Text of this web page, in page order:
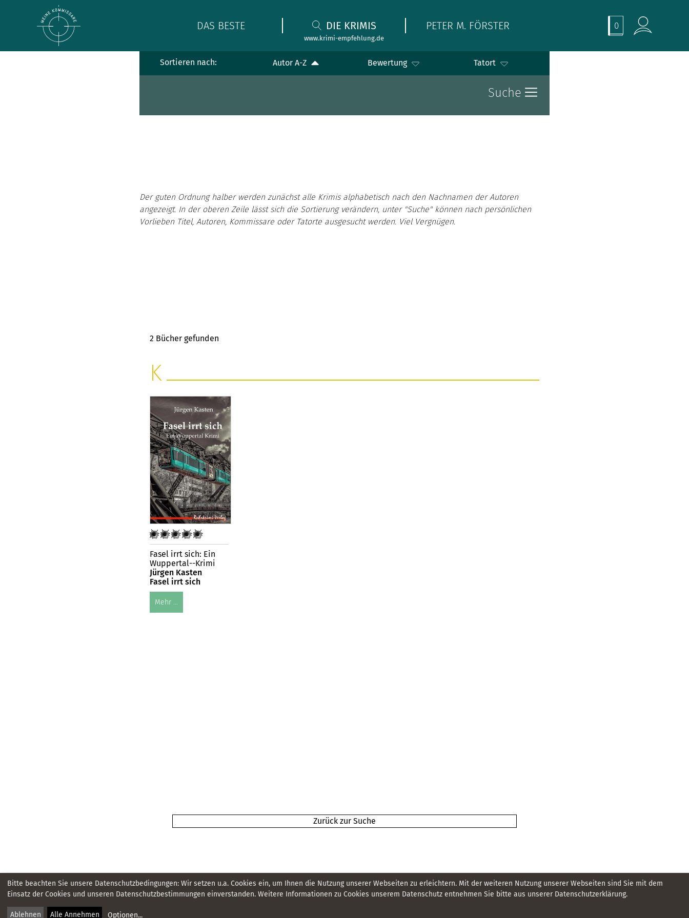
DAS BESTE DIE KRIMIS
www.krimi-empfehlung.de
PETER M. FÖRSTER 0
Sortieren nach: Autor A-Z Bewertung Tatort
Suche
Der guten Ordnung halber werden zunächst alle Krimis alphabetisch nach den Nachnamen der Autoren
angezeigt. In der oberen Zeile lässt sich die Sortierung verändern, unter "Suche" können nach persönlichen
Vorlieben Titel, Autoren, Kommissare oder Tatorte ausgesucht werden. Viel Vergnügen.
2 Bücher gefunden
K
Fasel irrt sich: Ein
Wuppertal--Krimi
Jürgen Kasten
Fasel irrt sich
Mehr ...
Zurück zur Suche
Bitte beachten Sie unsere Datenschutzbedingungen: Wir setzen u.a. Cookies ein, um Ihnen die Nutzung unserer Webseiten zu erleichtern. Mit der weiteren Nutzung unserer Webseiten sind Sie mit dem
Einsatz der Cookies und unseren Datenschutzbestimmungen einverstanden. Weitere Informationen zu Cookies unserem Datenschutz entnehmen Sie bitte aus unserer Datenschutzerklärung.
Ablehnen Alle Annehmen Optionen...